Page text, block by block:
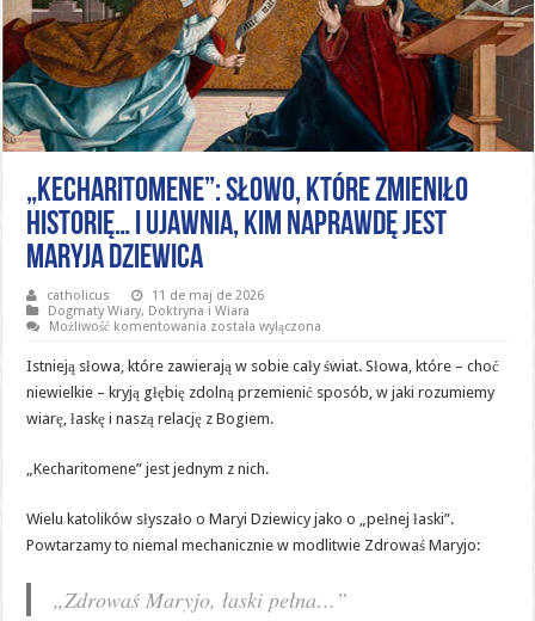
„Kecharitomene”: Słowo, które zmieniło
historię… i ujawnia, kim naprawdę jest
Maryja Dziewica
catholicus
11 de maj de 2026
Dogmaty Wiary, Doktryna i Wiara
Możliwość komentowania „Kecharitomene”:
które
zmieniło
historię…
i
ujawnia,
jest
została wyłączona
Istnieją słowa, które zawierają w sobie cały świat. Słowa, które – choć
niewielkie – kryją głębię zdolną przemienić sposób, w jaki rozumiemy
wiarę, łaskę i naszą relację z Bogiem.
„Kecharitomene” jest jednym z nich.
Wielu katolików słyszało o Maryi Dziewicy jako o „pełnej łaski”.
Powtarzamy to niemal mechanicznie w modlitwie Zdrowaś Maryjo:
„Zdrowaś Maryjo, łaski pełna…”